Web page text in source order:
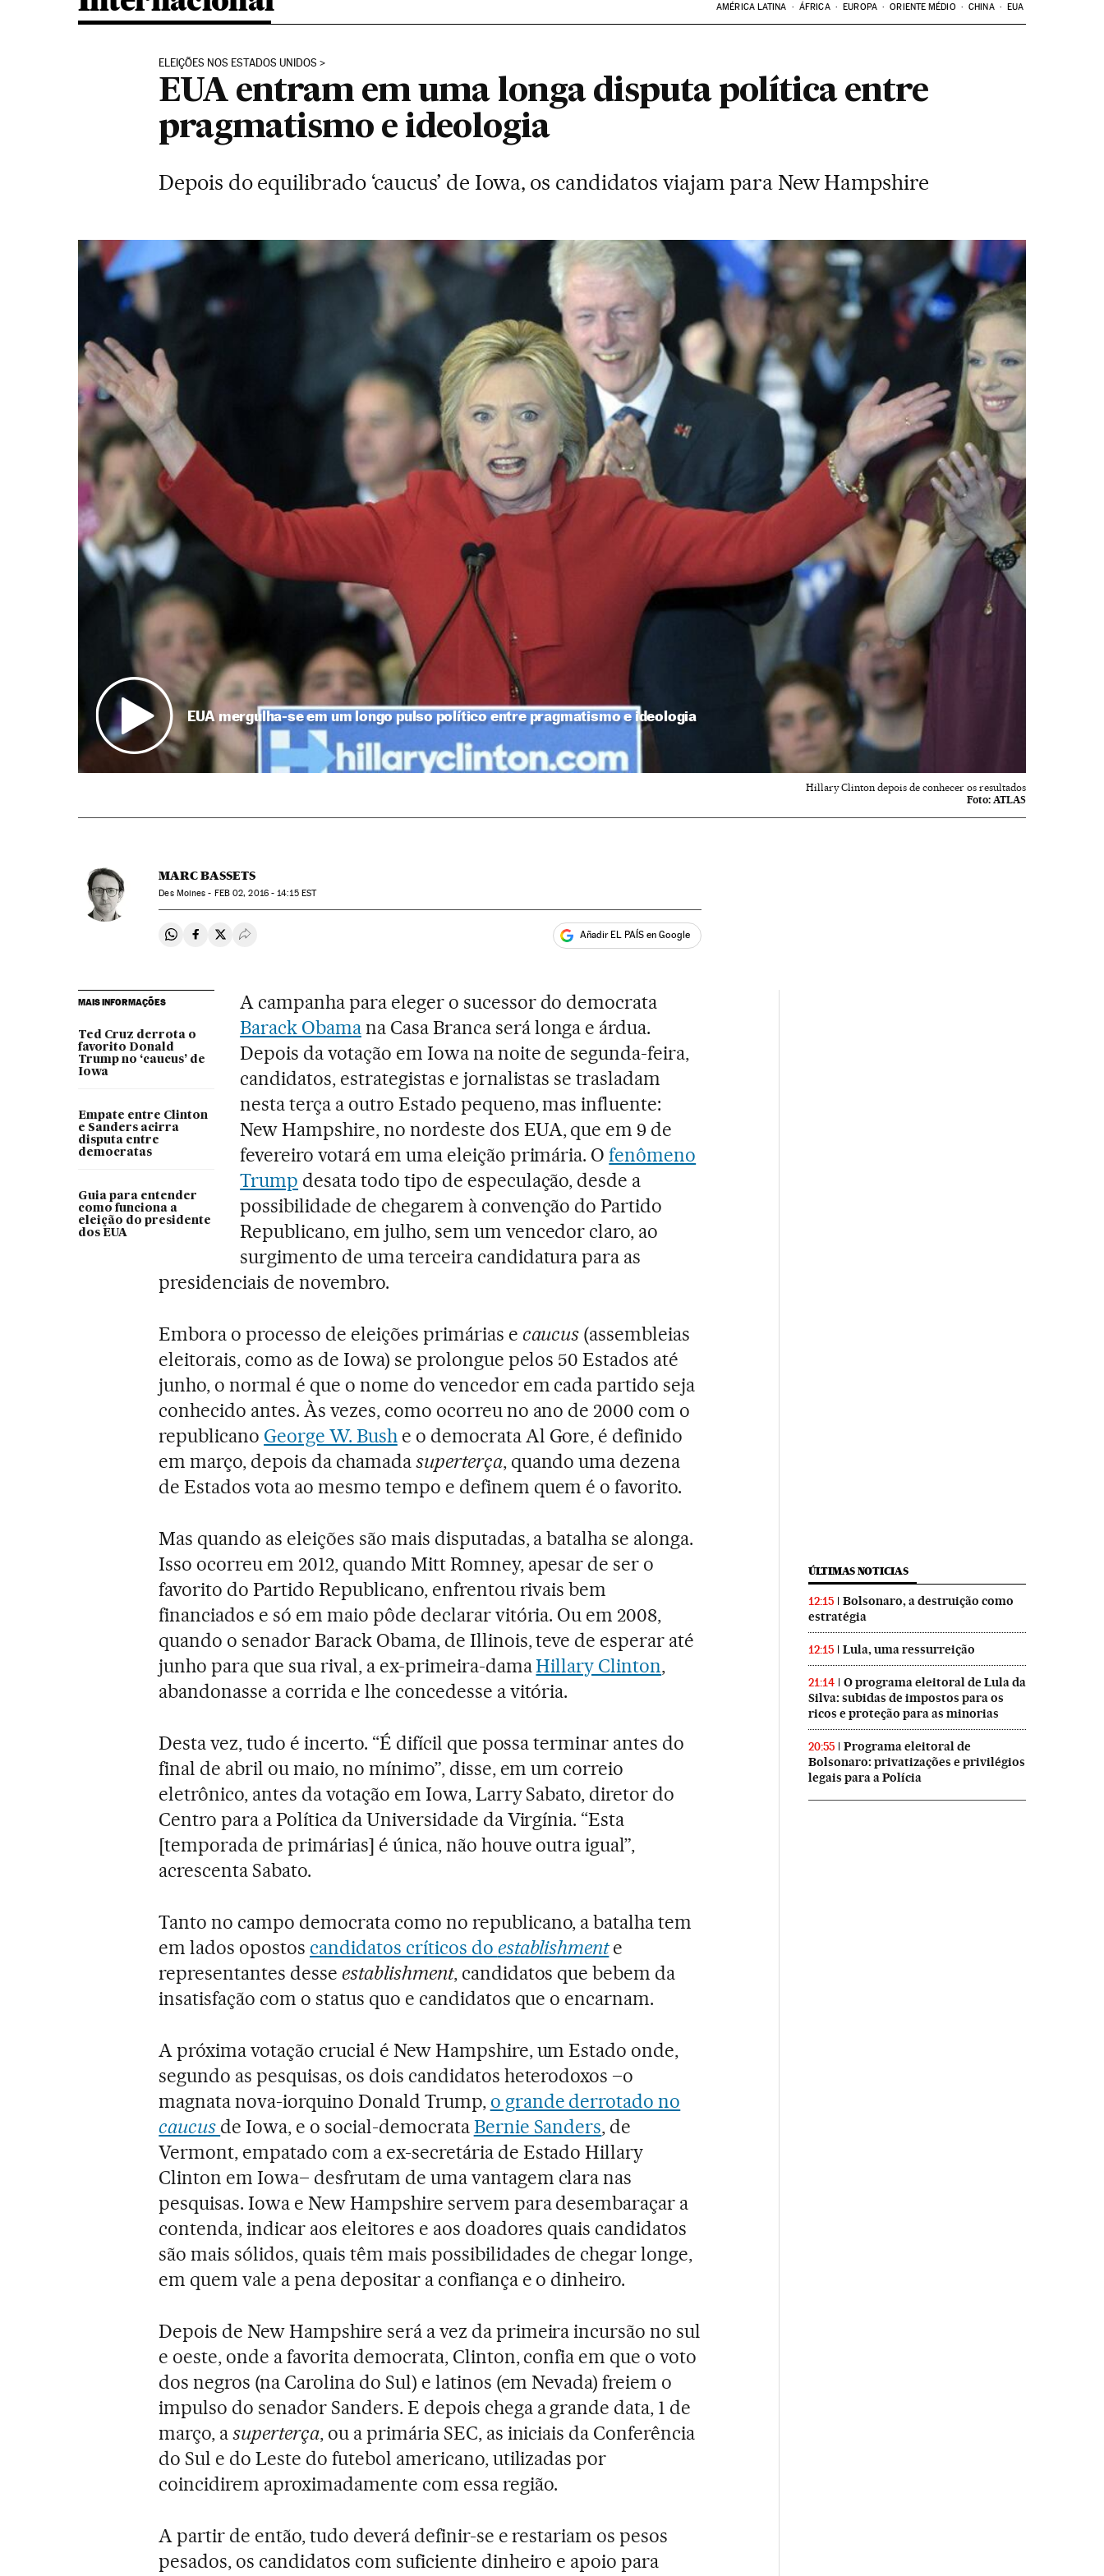
AMÉRICA LATINA ÁFRICA EUROPA ORIENTE MÉDIO CHINA EUA
ELEIÇÕES NOS ESTADOS UNIDOS
EUA entram em uma longa disputa política entre
pragmatismo e ideologia
Depois do equilibrado ‘caucus’ de Iowa, os candidatos viajam para New Hampshire
EUA mergulha-se em um longo pulso político entre pragmatismo e ideologia
Hillary Clinton depois de conhecer os resultados
Foto: ATLAS
MARC BASSETS
Des Moines - FEB02, 2016 - 14:15EST
Compartir en Whatsapp
Compartir en Facebook
Compartir en Twitter
Desplegar Redes Sociales Añadir EL PAÍS en Google
MAIS INFORMAÇÕES
Ted Cruz derrota o
favorito Donald
Trump no ‘caucus’ de
Iowa
Empate entre Clinton
e Sanders acirra
disputa entre
democratas
Guia para entender
como funciona a
eleição do presidente
dos EUA
A campanha para eleger o sucessor do democrata
Barack Obamana Casa Branca será longa e árdua.
Depois da votação em Iowa na noite de segunda-feira,
candidatos, estrategistas e jornalistas se trasladam
nesta terça a outro Estado pequeno, mas influente:
New Hampshire, no nordeste dos EUA, que em 9 de
fevereiro votará em uma eleição primária. Ofenômeno
Trump desata todo tipo de especulação, desde a
possibilidade de chegarem à convenção do Partido
Republicano, em julho, sem um vencedor claro, ao
surgimento de uma terceira candidatura para as
presidenciais de novembro.
Embora o processo de eleições primárias e caucus (assembleias
eleitorais, como as de Iowa) se prolongue pelos 50 Estados até
junho, o normal é que o nome do vencedor em cada partido seja
conhecido antes. Às vezes, como ocorreu no ano de 2000 com o
republicano George W. Bushe o democrata Al Gore, é definido
em março, depois da chamadasuperterça, quando uma dezena
de Estados vota ao mesmo tempo e definem quem é o favorito.
Mas quando as eleições são mais disputadas, a batalha se alonga.
Isso ocorreu em 2012, quando Mitt Romney, apesar de ser o
favorito do Partido Republicano, enfrentou rivais bem
financiados e só em maio pôde declarar vitória. Ou em 2008,
quando o senador Barack Obama, de Illinois, teve de esperar até
junho para que sua rival, a ex-primeira-damaHillary Clinton,
abandonasse a corrida e lhe concedesse a vitória.
Desta vez, tudo é incerto. “É difícil que possa terminar antes do
final de abril ou maio, no mínimo”, disse, em um correio
eletrônico, antes da votação em Iowa, Larry Sabato, diretor do
Centro para a Política da Universidade da Virgínia. “Esta
[temporada de primárias] é única, não houve outra igual”,
acrescenta Sabato.
Tanto no campo democrata como no republicano, a batalha tem
em lados opostos candidatos críticos do establishmente
representantes desse establishment, candidatos que bebem da
insatisfação com o status quo e candidatos que o encarnam.
A próxima votação crucial é New Hampshire, um Estado onde,
segundo as pesquisas, os dois candidatos heterodoxos –o
magnata nova-iorquino Donald Trump, o grande derrotado no
caucus de Iowa, e o social-democrataBernie Sanders, de
Vermont, empatado com a ex-secretária de Estado Hillary
Clinton em Iowa– desfrutam de uma vantagem clara nas
pesquisas. Iowa e New Hampshire servem para desembaraçar a
contenda, indicar aos eleitores e aos doadores quais candidatos
são mais sólidos, quais têm mais possibilidades de chegar longe,
em quem vale a pena depositar a confiança e o dinheiro.
Depois de New Hampshire será a vez da primeira incursão no sul
e oeste, onde a favorita democrata, Clinton, confia em que o voto
dos negros (na Carolina do Sul) e latinos (em Nevada) freiem o
impulso do senador Sanders. E depois chega a grande data, 1 de
março, asuperterça, ou a primária SEC, as iniciais da Conferência
do Sul e do Leste do futebol americano, utilizadas por
coincidirem aproximadamente com essa região.
A partir de então, tudo deverá definir-se e restariam os pesos
pesados, os candidatos com suficiente dinheiro e apoio para
ÚLTIMAS NOTICIAS
12:15
Bolsonaro, a destruição como
estratégia
12:15 Lula, uma ressurreição
21:14
O programa eleitoral de Lula da
Silva: subidas de impostos para os
ricos e proteção para as minorias
20:55
Programa eleitoral de
Bolsonaro: privatizações e privilégios
legais para a Polícia